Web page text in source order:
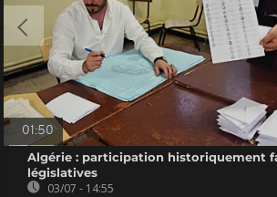
01:50
Algérie : participation historiquement
législatives
03/07 - 14:55